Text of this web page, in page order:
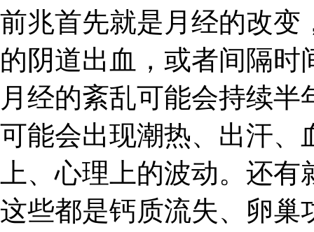
前兆首先就是月经的改变
的阴道出血，或者间隔
月经的紊乱可能会持续
可能会出现潮热、出汗、
上、心理上的波动。还
这些都是钙质流失、卵巢